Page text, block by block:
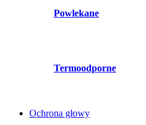
Powlekane
Termoodporne
Ochrona głowy